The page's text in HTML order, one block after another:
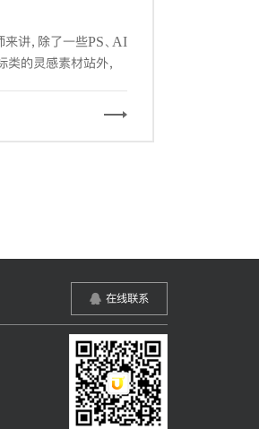
讲，除了一些PS、AI
类的灵感素材站外，
们的设计工作。下面
在线联系